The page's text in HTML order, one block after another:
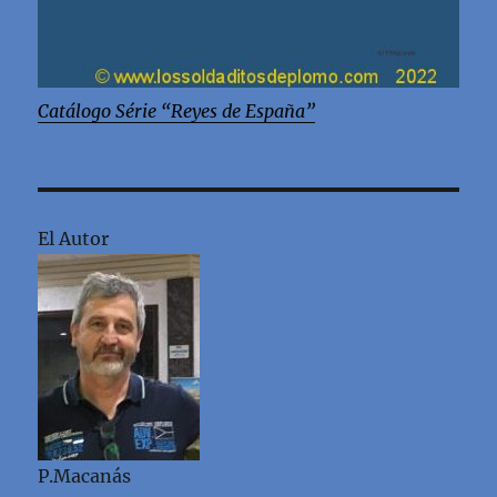
Catálogo Série “Reyes de España”
El Autor
P.Macanás